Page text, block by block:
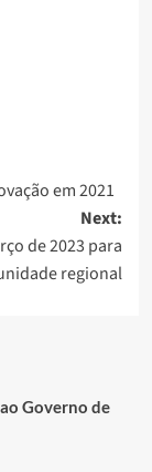
em 2021
Next:
de 2023 para
regional
Governo de